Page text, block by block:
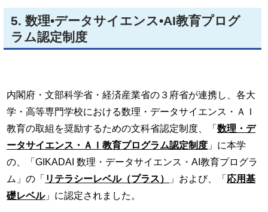
5. 数理•データサイエンス•AI教育プログ
ラム認定制度
内閣府・文部科学省・経済産業省の３府省が連携し、各大
学・高等専門学校における数理・データサイエンス・ＡＩ
教育の取組を奨励するための文科省認定制度、「数理・デ
ータサイエンス・ＡＩ教育プログラム認定制度 」に本学
の、「GIKADAI 数理・データサイエンス・AI教育プログラ
ム」の「 リテラシーレベル（プラス） 」および、「 応用基
礎レベル」に認定されました。